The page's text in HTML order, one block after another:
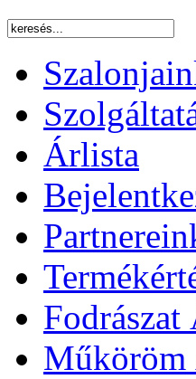
Árlista
Fodrászat
Műköröm